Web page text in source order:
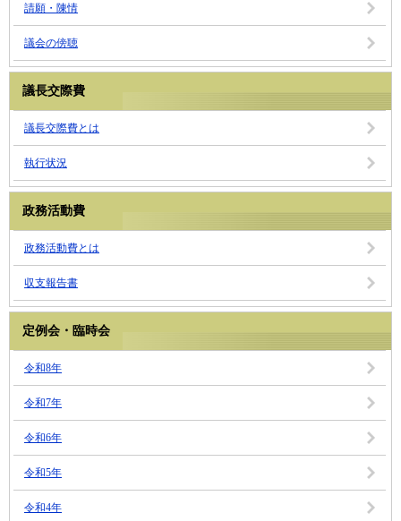
請願・陳情
議会の傍聴
議長交際費
議長交際費とは
執行状況
政務活動費
政務活動費とは
収支報告書
定例会・臨時会
令和8年
令和7年
令和6年
令和5年
令和4年